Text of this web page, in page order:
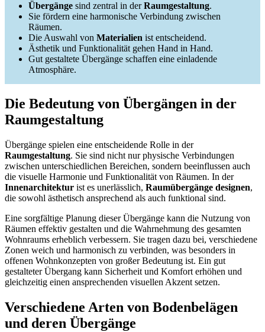
Übergänge sind zentral in derRaumgestaltung.
Sie fördern eine harmonische Verbindung zwischen
Räumen.
Die Auswahl von Materialien ist entscheidend.
Ästhetik und Funktionalität gehen Hand in Hand.
Gut gestaltete Übergänge schaffen eine einladende
Atmosphäre.
Die Bedeutung von Übergängen in der
Raumgestaltung
Übergänge spielen eine entscheidende Rolle in der
Raumgestaltung. Sie sind nicht nur physische Verbindungen
zwischen unterschiedlichen Bereichen, sondern beeinflussen auch
die visuelle Harmonie und Funktionalität von Räumen. In der
Innenarchitektur ist es unerlässlich, Raumübergänge designen,
die sowohl ästhetisch ansprechend als auch funktional sind.
Eine sorgfältige Planung dieser Übergänge kann die Nutzung von
Räumen effektiv gestalten und die Wahrnehmung des gesamten
Wohnraums erheblich verbessern. Sie tragen dazu bei, verschiedene
Zonen weich und harmonisch zu verbinden, was besonders in
offenen Wohnkonzepten von großer Bedeutung ist. Ein gut
gestalteter Übergang kann Sicherheit und Komfort erhöhen und
gleichzeitig einen ansprechenden visuellen Akzent setzen.
Verschiedene Arten von Bodenbelägen
und deren Übergänge